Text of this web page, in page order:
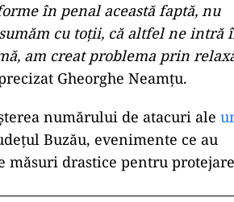
în penal această faptă, nu
cu toții, că altfel ne intră
am creat problema prin
Gheorghe Neamțu.
numărului de atacuri ale
Buzău, evenimente ce au
măsuri drastice pentru